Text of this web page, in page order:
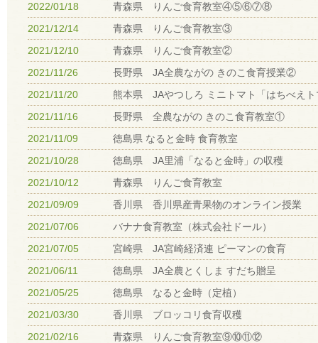
2022/01/18
青森県 りんご食育教室④⑤⑥⑦⑧
2021/12/14
青森県 りんご食育教室③
2021/12/10
青森県 りんご食育教室②
2021/11/26
長野県 JA全農ながの きのこ食育授業②
2021/11/20
熊本県 JAやつしろ ミニトマト「はちべえト
2021/11/16
長野県 全農ながの きのこ食育教室①
2021/11/09
徳島県 なると金時 食育教室
2021/10/28
徳島県 JA里浦「なると金時」の収穫
2021/10/12
青森県 りんご食育教室
2021/09/09
香川県 香川県産青果物のオンライン授業
2021/07/06
バナナ食育教室（株式会社ドール）
2021/07/05
宮崎県 JA宮崎経済連 ピーマンの食育
2021/06/11
徳島県 JA全農とくしま すだち贈呈
2021/05/25
徳島県 なると金時（定植）
2021/03/30
香川県 ブロッコリ食育収穫
2021/02/16
青森県 りんご食育教室⑨⑩⑪⑫